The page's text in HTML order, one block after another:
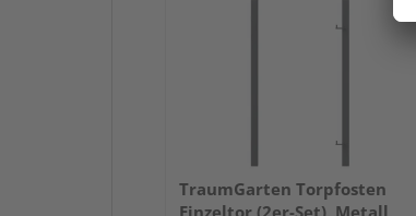
TraumGarten Torpfosten